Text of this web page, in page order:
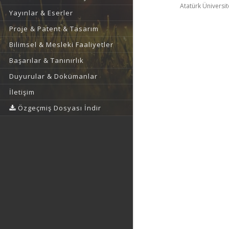
Yayınlar & Eserler
Proje & Patent & Tasarım
Bilimsel & Mesleki Faaliyetler
Başarılar & Tanınırlık
Duyurular & Dokümanlar
İletişim
Özgeçmiş Dosyası İndir
Atatürk